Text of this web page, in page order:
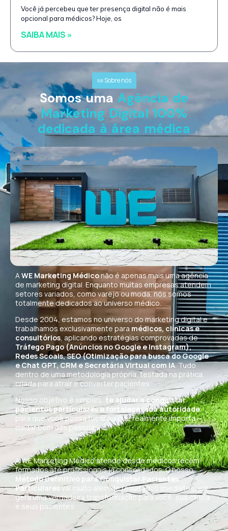
Você já percebeu que ter presença digital não é mais
opcional para médicos? Hoje, os
SAIBA MAIS »
📜 Sobre nós
Somos uma Agência de
Marketing Digital 100%
dedicada à área médica
A WE Marketing Médiconão é apenas mais uma agência
de marketing digital. Enquanto muitas empresas atendem
setores variados, como varejo ou moda, nós somos
totalmente dedicados ao universo médico.
Desde 2004, estamos no universo do marketing digital e
trabalhamos exclusivamente para médicos, clínicas e
consultórios, aplicando estratégias comprovadas de
Tráfego Pago (Anúncios no Google e Instagram),
Redes Scoais, SEO (Otimização para busca do Google
e Chat GPT, CRM e Secretária Virtual com IA. Tudo
dentro de uma metodologia própria, testada na prática,
criada para atrair e converter pacientes.
Nosso objetivo é simples: te ajudar a conquistar
pacientes particulares e fortalecer sua autoridade,
para que você possa focar no que realmente importa —
cuidar bem das pessoas.
A WE Marketing Médico atende desde médicos recém-
formados até profissionais já consolidados. O nosso
Método Definitivo para Conquistar Pacientes
Particulares vai muito além de resultados imediatos: ele
gera uma verdadeira transformação para você, sua clínica
e seus pacientes.